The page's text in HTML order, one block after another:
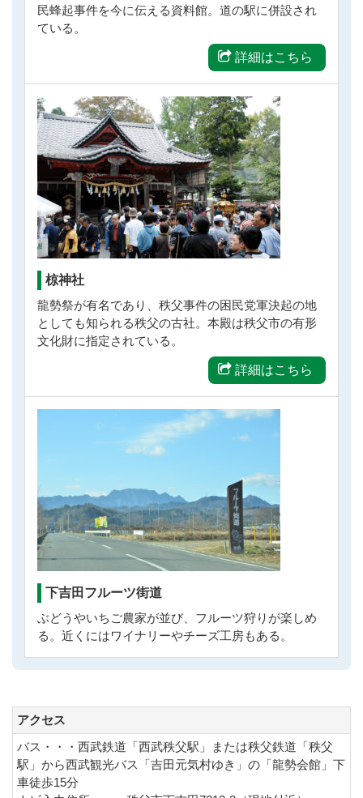
民蜂起事件を今に伝える資料館。道の駅に併設され
ている。
詳細はこちら
椋神社
龍勢祭が有名であり、秩父事件の困民党軍決起の地
としても知られる秩父の古社。本殿は秩父市の有形
文化財に指定されている。
詳細はこちら
下吉田フルーツ街道
ぶどうやいちご農家が並び、フルーツ狩りが楽しめ
る。近くにはワイナリーやチーズ工房もある。
アクセス
バス・・・西武鉄道「西武秩父駅」または秩父鉄道「秩父
駅」から西武観光バス「吉田元気村ゆき」の「龍勢会館」下
車徒歩15分